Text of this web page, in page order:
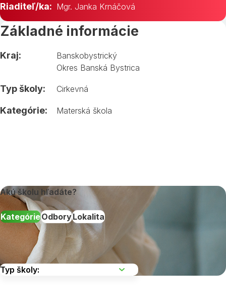
Riaditeľ/ka: Mgr. Janka Krnáčová
Základné informácie
Kraj:
Banskobystrický
Okres Banská Bystrica
Typ školy: Cirkevná
Kategórie: Materská škola
Akú školu hľadáte?
KategórieOdboryLokalita